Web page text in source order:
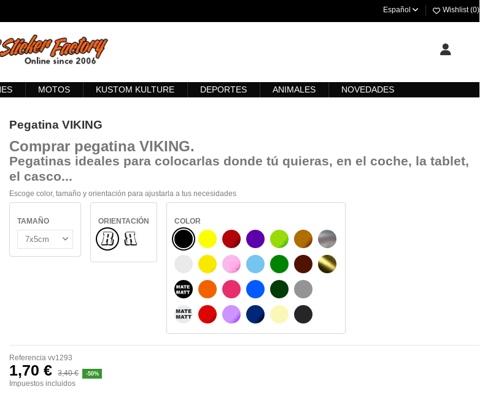
Español Wishlist (0)
MOTOS KUSTOM KULTURE DEPORTES ANIMALES NOVEDADES
Pegatina VIKING
Comprar pegatina VIKING.
Pegatinas ideales para colocarlas donde tú quieras, en el coche, la tablet,
el casco...
Escoge color, tamaño y orientación para ajustarla a tus necesidades
TAMAÑO
ORIENTACIÓN
NormalReflejado
COLOR
NEGRO
BLANCO
NEGRO MATE
BLANCO MATE
AMARILLO
AMARILLO SENAL
NARANJA
ROJO
BURDEOS
ROSA
FUCSIA
LILA
MORADO
AZUL CIELO
AZUL
AZUL MARINO
VERDE CLARO
VERDE
VERDE OSCURO
BEIGE
AVELLANA
CHOCOLATE
GRIS
GRIS OSCURO
PLATA
ORO
Referencia vv1293
1,70 € 3,40 € -50%
Impuestos incluidos